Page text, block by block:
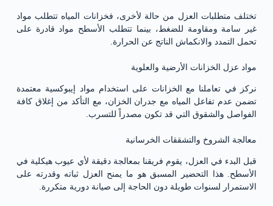
تختلف متطلبات العزل من حالة لأخرى، فخزانات المياه تتطلب مواد
غير سامة ومقاومة للضغط، بينما تتطلب الأسطح مواد قادرة على
تحمل التمدد والانكماش الناتج عن الحرارة.
مواد عزل الخزانات الأرضية والعلوية
نركز في تعاملنا مع الخزانات على استخدام مواد إيبوكسية معتمدة
تضمن عدم تفاعل المياه مع جدران الخزان، مع التأكد من إغلاق كافة
الفواصل والشقوق التي قد تكون مصدراً للتسرب.
معالجة الشروخ والتشققات الخرسانية
قبل البدء في العزل، يقوم فريقنا بمعالجة دقيقة لأي عيوب هيكلية في
الأسطح. هذا التحضير المسبق هو ما يمنح العزل ثباته وقدرته على
الاستمرار لسنوات طويلة دون الحاجة إلى صيانة دورية متكررة.